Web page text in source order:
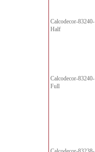
Calcodecor-83240-
Half
Calcodecor-83240-
Full